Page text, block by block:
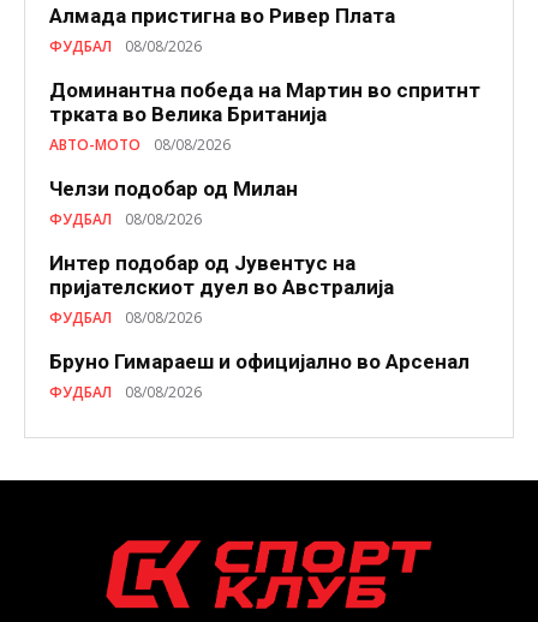
Алмада пристигна во Ривер Плата
ФУДБАЛ 08/08/2026
Доминантна победа на Мартин во спритнт
трката во Велика Британија
АВТО-МОТО 08/08/2026
Челзи подобaр од Милан
ФУДБАЛ 08/08/2026
Интер подобар од Јувентус на
пријателскиот дуел во Австралија
ФУДБАЛ 08/08/2026
Бруно Гимараеш и официјално во Арсенал
ФУДБАЛ 08/08/2026